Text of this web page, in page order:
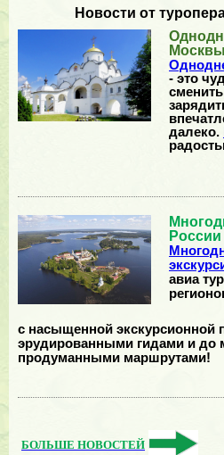
Новости от
Москвы
- это
далеко.
России
авиа
с насыщенной экскурсионной
эрудированными гидами и до
продуманными маршрутами!
БОЛЬШЕ НОВОСТЕЙ